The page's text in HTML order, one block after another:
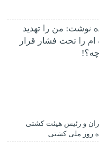
نوشت: من را تهدید
ام را‌ تحت فشار قرار
و رئیس هیئت کشتی